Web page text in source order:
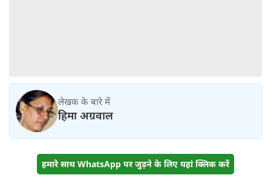
लेखक के बारे में
हिमा अग्रवाल
हमारे साथ WhatsApp पर जुड़ने के लिए यहां क्लिक करें